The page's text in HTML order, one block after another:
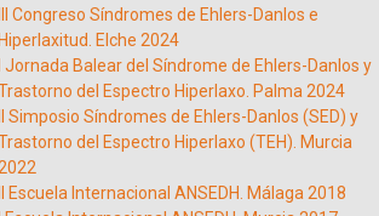
III Congreso Síndromes de Ehlers-Danlos e
Hiperlaxitud. Elche 2024
I Jornada Balear del Síndrome de Ehlers-Danlos y
del Espectro Hiperlaxo. Palma 2024
II Simposio Síndromes de Ehlers-Danlos (SED) y
del Espectro Hiperlaxo (TEH). Murcia
2022
II Escuela Internacional ANSEDH. Málaga 2018